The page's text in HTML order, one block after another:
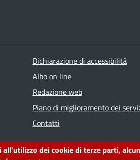
dei cookie di terze parti,
Dichiarazione di accessibilità
Albo on line
Redazione web
Piano di miglioramento dei
Contatti